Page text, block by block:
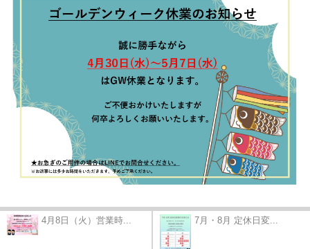
4月8日（火）営業時... 7月・8月 定休日変...